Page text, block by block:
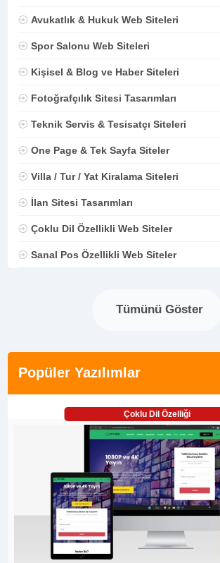
Avukatlık & Hukuk Web Siteleri
Spor Salonu Web Siteleri
Kişisel & Blog ve Haber Siteleri
Fotoğrafçılık Sitesi Tasarımları
Teknik Servis & Tesisatçı Siteleri
One Page & Tek Sayfa Siteler
Villa / Tur / Yat Kiralama Siteleri
İlan Sitesi Tasarımları
Çoklu Dil Özellikli Web Siteler
Sanal Pos Özellikli Web Siteler
Tümünü Göster
Popüler Yazılımlar
Çoklu Dil Özelliği